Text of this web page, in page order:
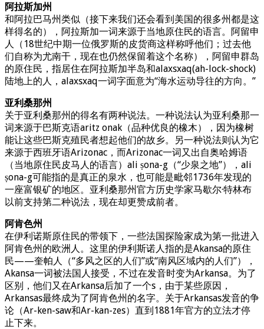
阿拉斯加州
和阿拉巴马州类似（接下来我们还会看到美国的很多州都是这
样得名的），阿拉斯加一词来源于当地原住民的语言。阿留申
人（18世纪中期一位俄罗斯的皮货商这样称呼他们；过去他
们自称为尤南干，现在也仍然保留着这个名称），阿留申群岛
的原住民，指居住在阿拉斯加半岛和alaxsxaq(ah-lock-shock)
陆地上的人，alaxsxaq一词字面意为“海水运动导往的方向。”
亚利桑那州
关于亚利桑那州的得名有两种说法。一种说法认为亚利桑那一
词来源于巴斯克语aritz onak（品种优良的橡木），因为橡树
能让这些巴斯克殖民者想起他们的故乡。另一种说法则认为它
来源于西班牙语Arizonac，而Arizonac一词又出自奥哈姆语
（当地原住民皮马人的语言）ali ṣona-g（“少泉之地”），ali
ṣona-g可能指的是真正的泉水，也可能是毗邻1736年发现的
一座富银矿的地区。亚利桑那州官方历史学家马歇尔·特林布
以前支持第二种说法，现在却更赞成前者。
阿肯色州
在伊利诺斯原住民的带领下，一些法国探险家成为第一批进入
阿肯色州的欧洲人。这里的伊利斯诺人指的是Akansa的原住
民——奎帕人（“多风之区的人们”或“南风区域内的人们”），
Akansa一词被法国人接受，不过在发音时变为Arkansa。为了
区别，他们又在Arkansa后加了一个s，由于某些原因，
Arkansas最终成为了阿肯色州的名字。关于Arkansas发音的争
论（Ar-ken-saw和Ar-kan-zes）直到1881年官方的立法才停
止下来。